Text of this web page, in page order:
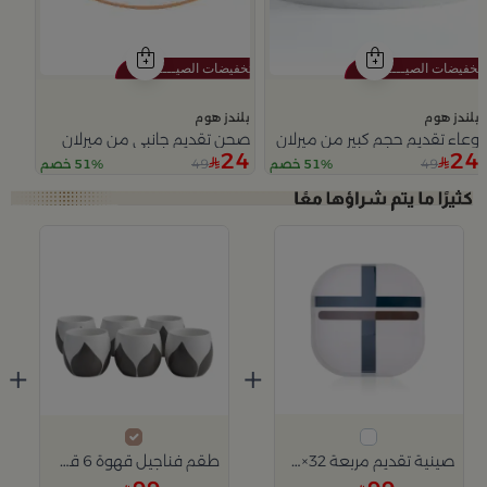
بلندز هوم
وعاء تقديم حجم كبير من ميرلان
24
49 51% خصم
بلندز هوم
صحن تقديم جانبي من ميرلان
24
49 51% خصم
Slide 1 of 3
صينية تقديم مربعة 32×32 سم أبيض متعدد الألوان من الحديد بطباعة هندسية من ميرلان
+
طقم فناجيل قهوة 6 قطع متعدد الألوان خزفي من أزوريا
+